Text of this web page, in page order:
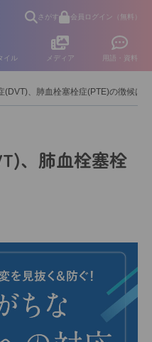
さがす 会員ログイン（無料）
イル メディア 用語・資料
(DVT)、肺血栓塞栓症(PTE)の徴候は？
、肺血栓塞栓